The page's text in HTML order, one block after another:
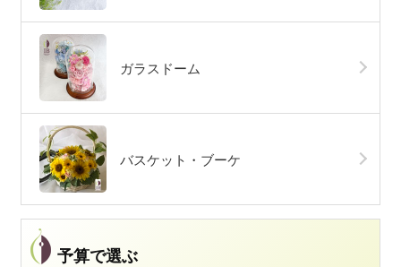
ガラスドーム
バスケット・ブーケ
予算で選ぶ